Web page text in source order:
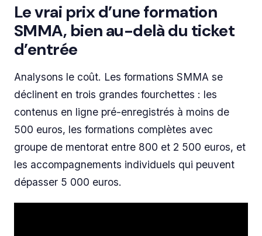
Le vrai prix d’une formation
SMMA, bien au-delà du ticket
d’entrée
Analysons le coût. Les formations SMMA se
déclinent en trois grandes fourchettes : les
contenus en ligne pré-enregistrés à moins de
500 euros, les formations complètes avec
groupe de mentorat entre 800 et 2 500 euros, et
les accompagnements individuels qui peuvent
dépasser 5 000 euros.